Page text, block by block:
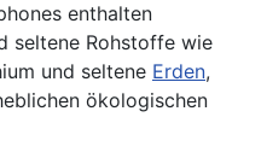
enthalten
seltene Rohstoffe wie
und seltene Erden,
ökologischen